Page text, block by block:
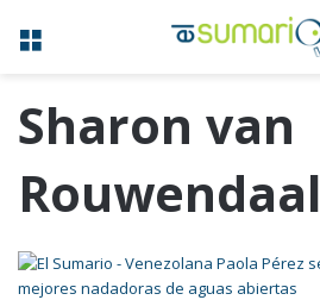
Menú
Sharon van
Rouwendaal